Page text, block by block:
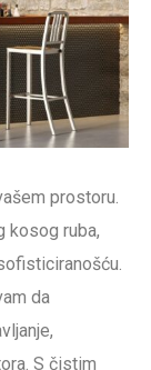
prostoru.
kosog ruba,
da
S čistim